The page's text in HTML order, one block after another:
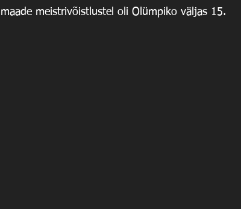
meistrivõistlustel oli Olümpiko väljas 15.